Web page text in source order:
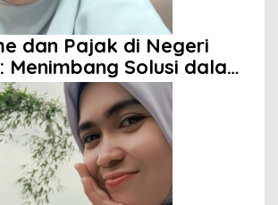
dan Pajak di Negeri
Menimbang Solusi dalam
Islam